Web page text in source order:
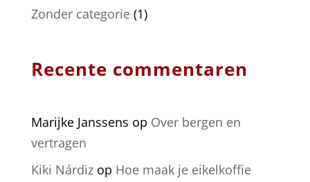
Zonder categorie(1)
Recente commentaren
Marijke Janssens op Over bergen en
vertragen
Kiki Nárdizop Hoe maak je eikelkoffie